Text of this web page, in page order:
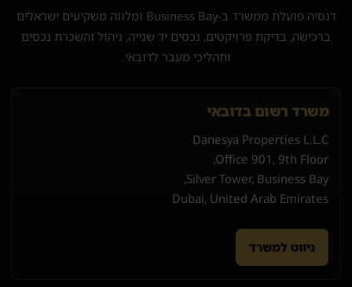
דנסיה פועלת ממשרד ב-Business Bay ומלווה משקיעים ישראלים
ברכישה, בדיקת פרויקטים, נכסים יד שנייה, ניהול והשכרת נכסים
ותהליכי מעבר לדובאי.
משרד רשום בדובאי
Danesya Properties L.L.C
Office 901, 9th Floor,
Silver Tower, Business Bay,
Dubai, United Arab Emirates
ניווט למשרד